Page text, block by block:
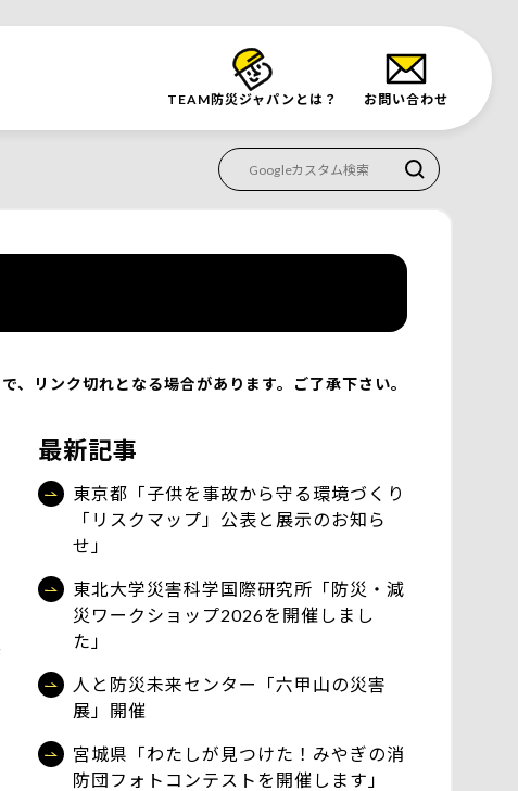
TEAM防災ジャパンとは？ お問い合わせ
、リンク切れとなる場合があります。ご了承下さい。
最新記事
東京都「子供を事故から守る環境づくり
「リスクマップ」公表と展示のお知ら
せ」
東北大学災害科学国際研究所「防災・減
災ワークショップ2026を開催しまし
た」
人と防災未来センター「六甲山の災害
展」開催
宮城県「わたしが見つけた！みやぎの消
防団フォトコンテストを開催します」